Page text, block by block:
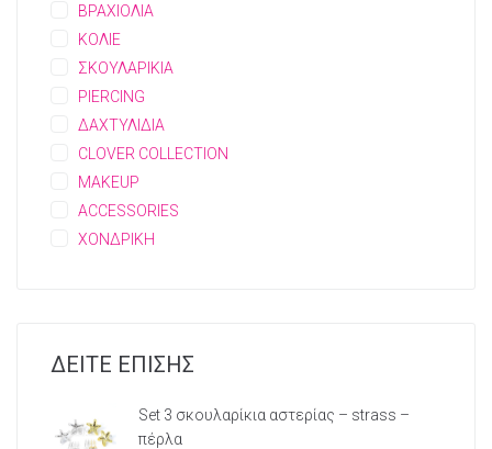
ΒΡΑΧΙΟΛΙΑ
ΚΟΛΙΕ
ΣΚΟΥΛΑΡΙΚΙΑ
PIERCING
ΔΑΧΤΥΛΙΔΙΑ
CLOVER COLLECTION
MAKEUP
ACCESSORIES
ΧΟΝΔΡΙΚΗ
ΔΕΙΤΕ ΕΠΙΣΗΣ
Set 3 σκουλαρίκια αστερίας – strass –
πέρλα